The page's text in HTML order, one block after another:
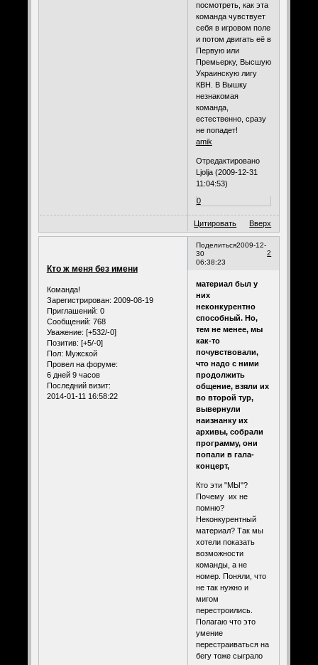
посмотреть, как эта
команда чувствует
себя в игровом поле
и потом двигать её в
Первую или
Премьерку, Высшую
Украинскую лигу
КВН. В Вышку
незнакомая
команда,
естественно, сразу
не попадет!
amik
Отредактировано
Ljolja (2009-12-31
11:04:53)
0
Цитировать Вверх
Поделиться
2
2009-12-
30
06:38:23
Кто ж меня без имени
Команда!
Зарегистрирован: 2009-08-19
Приглашений: 0
Сообщений: 768
Уважение: [+532/-0]
Позитив: [+5/-0]
Пол: Мужской
Провел на форуме:
6 дней 9 часов
Последний визит:
2014-01-11 16:58:22
материал был у
них
неконкурентно
способный. Но,
тем не менее, мы
как-то
почувствовали,
что надо с ними
продолжить
общение, взяли их
во второй тур,
вывернули
наизнанку их
архивы, собрали
программу, они
попали в гала-
концерт,
Кто эти "МЫ"?
Почему их не
помню?
Неконкурентный
материал? Так мы
хотели показать
возможности
команды, а не
номер. Поняли, что
не так нужно и
мигом
перестроились.
Полагаю что это
умение
перестраиваться на
бегу тоже сыграло